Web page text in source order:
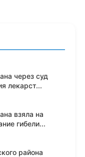
через суд
лекарст...
взяла на
гибели...
района